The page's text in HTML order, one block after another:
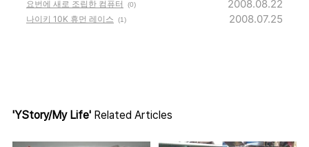
요번에 새로 조립한 컴퓨터 (0) 2008.08.22
나이키 10K 휴먼 레이스 (1) 2008.07.25
'YStory/My Life' Related Articles